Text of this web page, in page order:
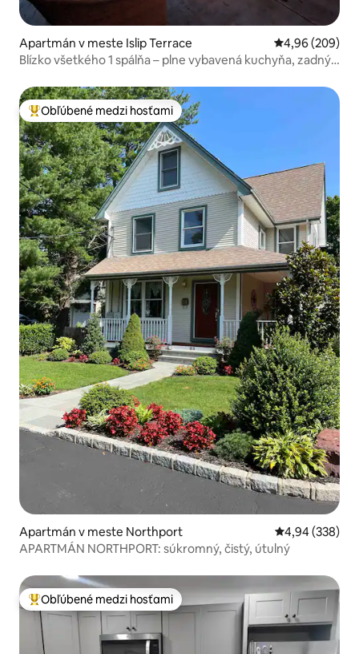
Apartmán v meste Islip Terrace Priemerné
4,96 (209)
Blízko všetkého 1 spálňa – plne vybavená kuchyňa, zadný
Najobľúbenejšie medzi hosťami
Obľúbené medzi hosťami
Apartmán v meste Northport Priemerné
4,94 (338)
APARTMÁN NORTHPORT: súkromný, čistý, útulný
Najobľúbenejšie medzi hosťami
Obľúbené medzi hosťami